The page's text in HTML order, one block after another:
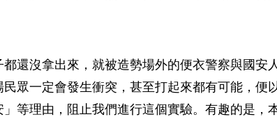
還沒拿出來，就被造勢場外的便衣警察與國安
眾一定會發生衝突，甚至打起來都有可能，便
」等理由，阻止我們進行這個實驗。有趣的是，